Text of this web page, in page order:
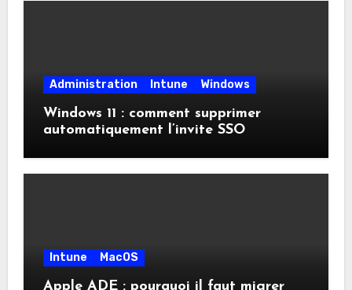
Administration Intune Windows
Windows 11 : comment supprimer
automatiquement l’invite SSO
Intune MacOS
Apple ADE : pourquoi il faut migrer